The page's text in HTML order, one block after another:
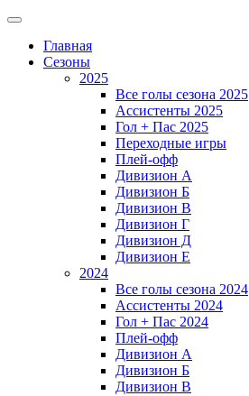
Главная
Сезоны
2025
Все голы сезона 2025
Ассистенты 2025
Гол + Пас 2025
Переходные игры
Плей-офф
Дивизион A
Дивизион Б
Дивизион В
Дивизион Г
Дивизион Д
Дивизион Е
2024
Все голы сезона 2024
Ассистенты 2024
Гол + Пас 2024
Плей-офф
Дивизион A
Дивизион Б
Дивизион В